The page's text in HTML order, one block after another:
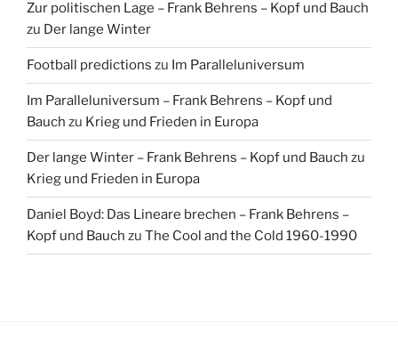
Zur politischen Lage – Frank Behrens – Kopf und Bauch
zu Der lange Winter
Football predictions zu Im Paralleluniversum
Im Paralleluniversum – Frank Behrens – Kopf und
Bauch zu Krieg und Frieden in Europa
Der lange Winter – Frank Behrens – Kopf und Bauch zu
Krieg und Frieden in Europa
Daniel Boyd: Das Lineare brechen – Frank Behrens –
Kopf und Bauch zu The Cool and the Cold 1960-1990